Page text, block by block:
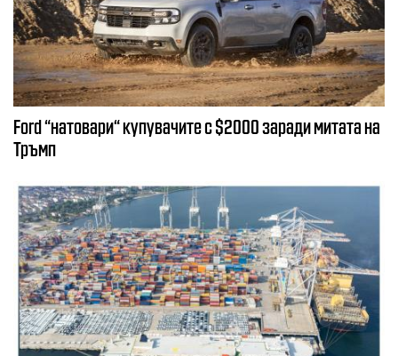
Ford “натовари“ купувачите с $2000 заради митата на
Тръмп